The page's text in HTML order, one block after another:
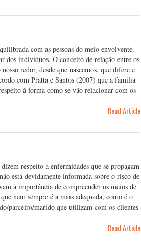
com as pessoas do meio envolvente.
dos indivíduos. O conceito de relação entre os
redor, desde que nascemos, que difere e
com Pratta e Santos (2007) que a família
à forma como se vão relacionar com os
Read Article
respeito a enfermidades que se propagam
está devidamente informada sobre o risco de
à importância de compreender os meios de
nem sempre é a mais adequada, como é o
parceiro/marido que utilizam com os clientes
Read Article